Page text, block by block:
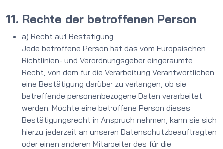
11. Rechte der betroffenen Person
a) Recht auf Bestätigung
Jede betroffene Person hat das vom Europäischen
Richtlinien- und Verordnungsgeber eingeräumte
Recht, von dem für die Verarbeitung Verantwortlichen
eine Bestätigung darüber zu verlangen, ob sie
betreffende personenbezogene Daten verarbeitet
werden. Möchte eine betroffene Person dieses
Bestätigungsrecht in Anspruch nehmen, kann sie sich
hierzu jederzeit an unseren Datenschutzbeauftragten
oder einen anderen Mitarbeiter des für die